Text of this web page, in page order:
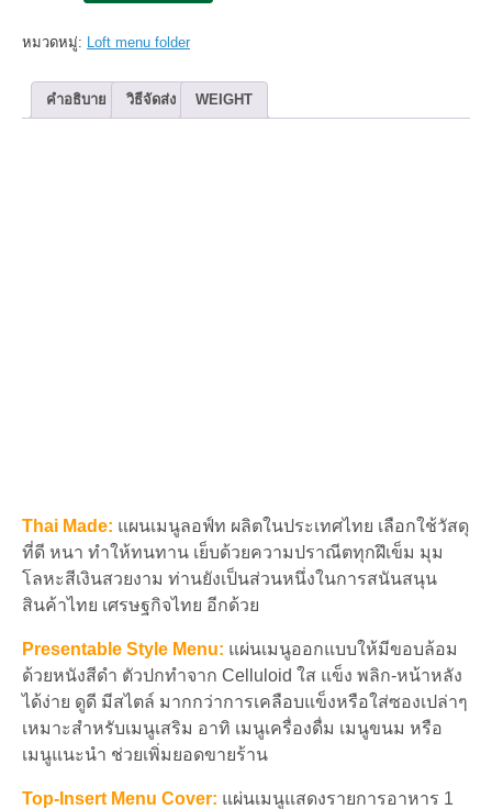
Loft
(02views)
หมวดหมู่: Loft menu folder
คำอธิบาย วิธีจัดส่ง WEIGHT
Thai Made: แผนเมนูลอฟ์ท ผลิตในประเทศไทย เลือกใช้วัสดุ
ที่ดี หนา ทำให้ทนทาน เย็บด้วยความปราณีตทุกฝึเข็ม มุม
โลหะสีเงินสวยงาม ท่านยังเป็นส่วนหนึ่งในการสนันสนุน
สินค้าไทย เศรษฐกิจไทย อีกด้วย
Presentable Style Menu: แผ่นเมนูออกแบบให้มีขอบล้อม
ด้วยหนังสีดำ ตัวปกทำจาก Celluloid ใส แข็ง พลิก-หน้าหลัง
ได้ง่าย ดูดี มีสไตล์ มากกว่าการเคลือบแข็งหรือใส่ซองเปล่าๆ
เหมาะสำหรับเมนูเสริม อาทิ เมนูเครื่องดื่ม เมนูขนม หรือ
เมนูแนะนำ ช่วยเพิ่มยอดขายร้าน
Top-Insert Menu Cover: แผ่นเมนูแสดงรายการอาหาร 1